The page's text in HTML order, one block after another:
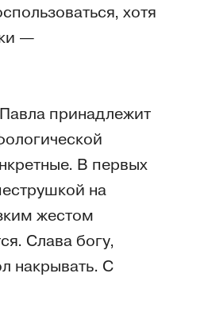
хотя
—
принадлежит
В первых
на
жестом
Слава богу,
накрывать. С